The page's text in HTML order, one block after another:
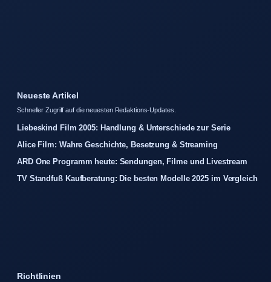
Neueste Artikel
Schneller Zugriff auf die neuesten Redaktions-Updates.
Liebeskind Film 2005: Handlung & Unterschiede zur Serie
Alice Film: Wahre Geschichte, Besetzung & Streaming
ARD One Programm heute: Sendungen, Filme und Livestream
TV Standfuß Kaufberatung: Die besten Modelle 2025 im Vergleich
Richtlinien